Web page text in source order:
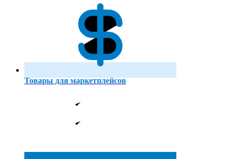
Товары для маркетплейсов